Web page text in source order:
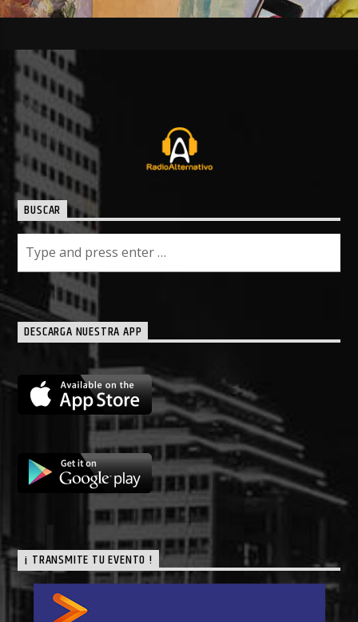
BUSCAR
DESCARGA NUESTRA APP
¡ TRANSMITE TU EVENTO !